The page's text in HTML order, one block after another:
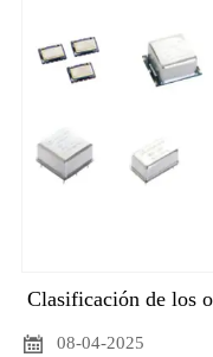
Clasificación de los

08-04-2025